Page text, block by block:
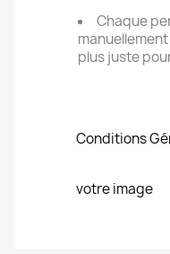
Chaque
plus juste
Conditions
votre image